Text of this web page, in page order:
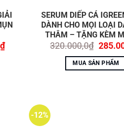
₫Giá
hiện
SERUM DIẾP CÁ
DÀNH CHO MỌI LOẠI
THÂM – TẶNG KÈM
320.000,0₫ Giá
gốc
là:
MUA SẢN PHẨM
-12%